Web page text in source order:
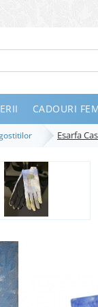
CADOURI
Esarfa